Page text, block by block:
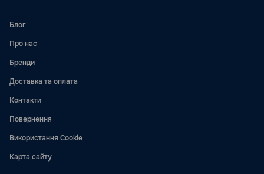
Блог
Про нас
Бренди
Доставка та оплата
Контакти
Повернення
Використання Cookie
Карта сайту